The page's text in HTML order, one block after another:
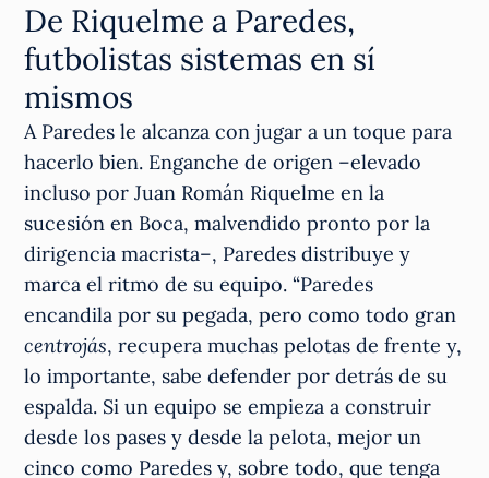
De Riquelme a Paredes,
futbolistas sistemas en sí
mismos
A Paredes le alcanza con jugar a un toque para
hacerlo bien. Enganche de origen –elevado
incluso por Juan Román Riquelme en la
sucesión en Boca, malvendido pronto por la
dirigencia macrista–, Paredes distribuye y
marca el ritmo de su equipo. “Paredes
encandila por su pegada, pero como todo gran
centrojás, recupera muchas pelotas de frente y,
lo importante, sabe defender por detrás de su
espalda. Si un equipo se empieza a construir
desde los pases y desde la pelota, mejor un
cinco como Paredes y, sobre todo, que tenga